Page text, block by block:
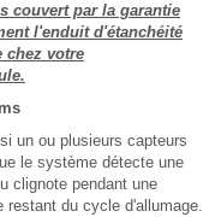
couvert par la garantie
l'enduit d'étanchéité
chez votre
un ou plusieurs capteurs
le système détecte une
clignote pendant une
restant du cycle d'allumage.